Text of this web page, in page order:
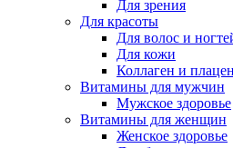
Для зрения
Для красоты
Для волос и
Для кожи
Коллаген и
Витамины для мужчин
Мужское здоровье
Витамины для женщин
Женское здоровье